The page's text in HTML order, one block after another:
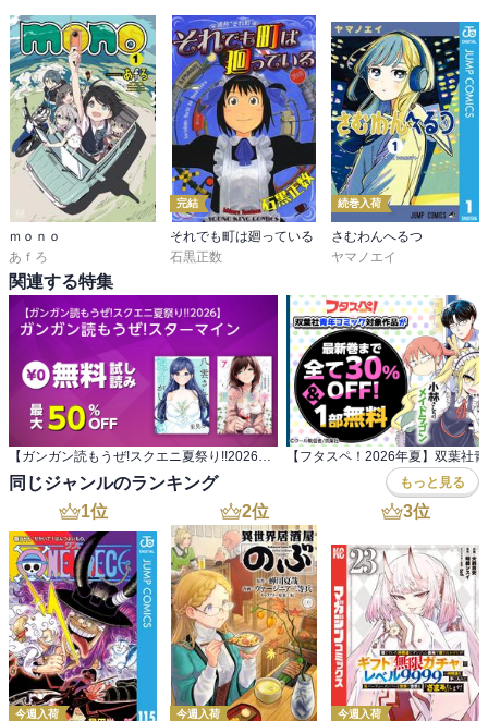
ｍｏｎｏ
あｆろ
完結
それでも町は廻っている
石黒正数
続巻入荷
さむわんへるつ
ヤマノエイ
関連する特集
【ガンガン読もうぜ!スクエニ夏祭り!!2026】 ガンガン読もうぜ!スターマイン
同じジャンルのランキング もっと見る
1位
今週入荷
2位
今週入荷
3位
今週入荷